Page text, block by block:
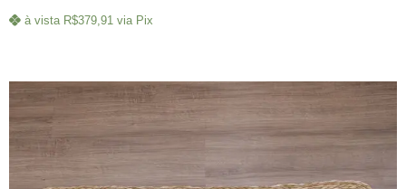
à vista R$379,91 via Pix